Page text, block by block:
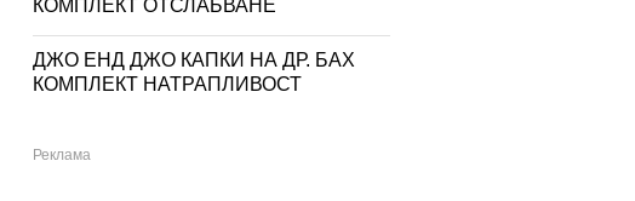
КОМПЛЕКТ ОТСЛАБВАНЕ
ДЖО ЕНД ДЖО КАПКИ НА ДР. БАХ
КОМПЛЕКТ НАТРАПЛИВОСТ